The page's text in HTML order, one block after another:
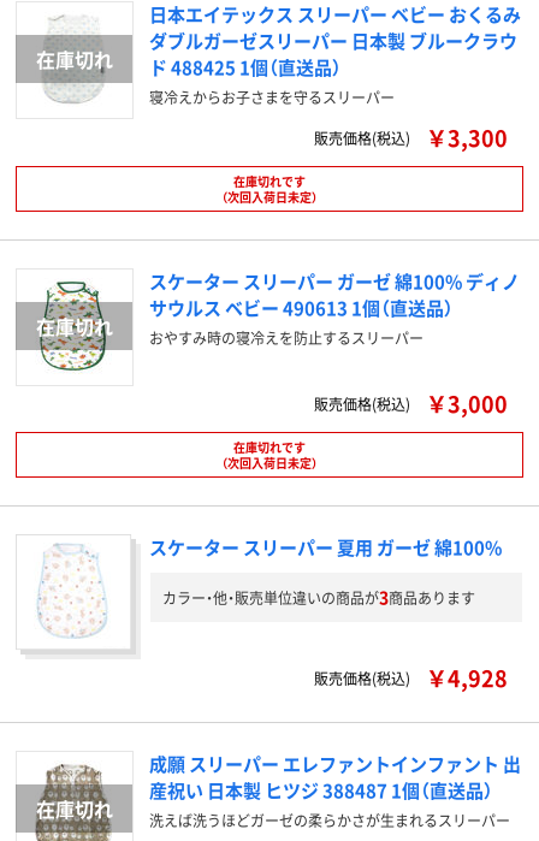
日本エイテックス スリーパー ベビー おくるみ
ダブルガーゼスリーパー 日本製 ブルークラウ
ド 488425 1個（直送品）
寝冷えからお子さまを守るスリーパー
販売価格(税込)
￥3,300
在庫切れです
（次回入荷日未定）
スケーター スリーパー ガーゼ 綿100% ディノ
サウルス ベビー 490613 1個（直送品）
おやすみ時の寝冷えを防止するスリーパー
販売価格(税込) ￥3,000
在庫切れです
（次回入荷日未定）
スケーター スリーパー 夏用 ガーゼ 綿100%
カラー・他・販売単位違いの商品が3商品あります
販売価格(税込) ￥4,928
成願 スリーパー エレファントインファント 出
産祝い 日本製 ヒツジ 388487 1個（直送品）
洗えば洗うほどガーゼの柔らかさが生まれるスリーパー